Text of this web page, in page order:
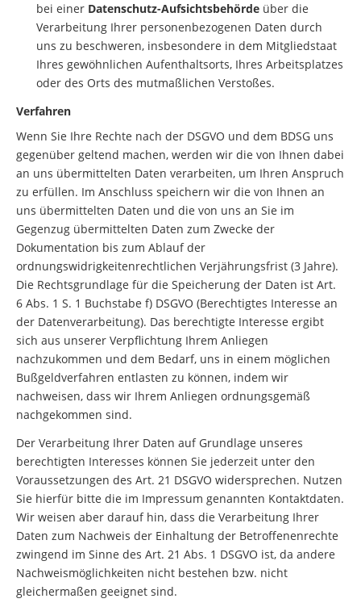
bei einer Datenschutz-Aufsichtsbehörde über die
Verarbeitung Ihrer personenbezogenen Daten durch
uns zu beschweren, insbesondere in dem Mitgliedstaat
Ihres gewöhnlichen Aufenthaltsorts, Ihres Arbeitsplatzes
oder des Orts des mutmaßlichen Verstoßes.
Verfahren
Wenn Sie Ihre Rechte nach der DSGVO und dem BDSG uns
gegenüber geltend machen, werden wir die von Ihnen dabei
an uns übermittelten Daten verarbeiten, um Ihren Anspruch
zu erfüllen. Im Anschluss speichern wir die von Ihnen an
uns übermittelten Daten und die von uns an Sie im
Gegenzug übermittelten Daten zum Zwecke der
Dokumentation bis zum Ablauf der
ordnungswidrigkeitenrechtlichen Verjährungsfrist (3 Jahre).
Die Rechtsgrundlage für die Speicherung der Daten ist Art.
6 Abs. 1 S. 1 Buchstabe f) DSGVO (Berechtigtes Interesse an
der Datenverarbeitung). Das berechtigte Interesse ergibt
sich aus unserer Verpflichtung Ihrem Anliegen
nachzukommen und dem Bedarf, uns in einem möglichen
Bußgeldverfahren entlasten zu können, indem wir
nachweisen, dass wir Ihrem Anliegen ordnungsgemäß
nachgekommen sind.
Der Verarbeitung Ihrer Daten auf Grundlage unseres
berechtigten Interesses können Sie jederzeit unter den
Voraussetzungen des Art. 21 DSGVO widersprechen. Nutzen
Sie hierfür bitte die im Impressum genannten Kontaktdaten.
Wir weisen aber darauf hin, dass die Verarbeitung Ihrer
Daten zum Nachweis der Einhaltung der Betroffenenrechte
zwingend im Sinne des Art. 21 Abs. 1 DSGVO ist, da andere
Nachweismöglichkeiten nicht bestehen bzw. nicht
gleichermaßen geeignet sind.